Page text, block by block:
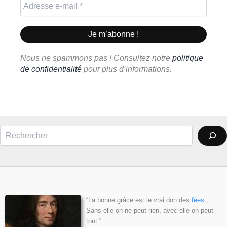
Nous ne spammons pas ! Consultez notre politique
de confidentialité pour plus d’informations.
“La bonne grâce est le vrai don des fées ;
Sans elle on ne peut rien, avec elle on peut
tout.”